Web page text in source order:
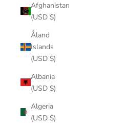
Afghanistan
(USD $)
Åland
Islands
(USD $)
Albania
(USD $)
Algeria
(USD $)